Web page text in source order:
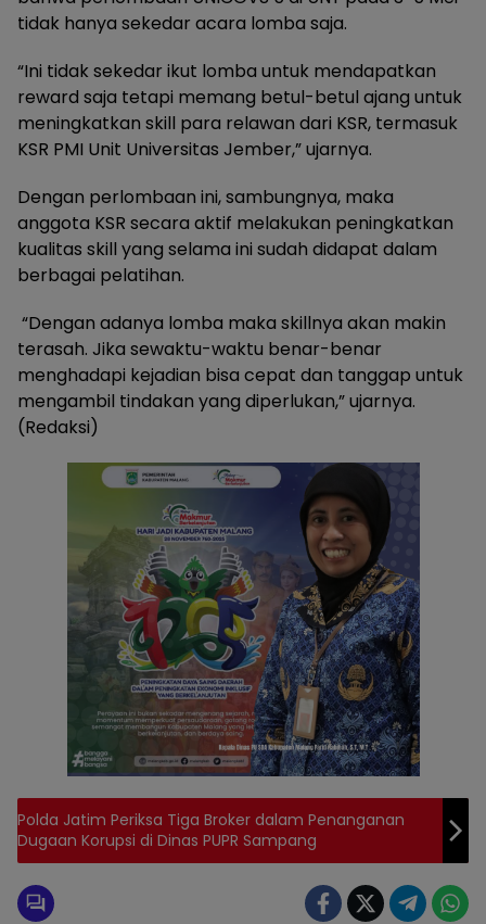
tidak hanya sekedar acara lomba saja.
“Ini tidak sekedar ikut lomba untuk mendapatkan
reward saja tetapi memang betul-betul ajang untuk
meningkatkan skill para relawan dari KSR, termasuk
KSR PMI Unit Universitas Jember,” ujarnya.
Dengan perlombaan ini, sambungnya, maka
anggota KSR secara aktif melakukan peningkatkan
kualitas skill yang selama ini sudah didapat dalam
berbagai pelatihan.
“Dengan adanya lomba maka skillnya akan makin
terasah. Jika sewaktu-waktu benar-benar
menghadapi kejadian bisa cepat dan tanggap untuk
mengambil tindakan yang diperlukan,” ujarnya.
(Redaksi)
Polda Jatim Periksa Tiga Broker dalam Penanganan
Dugaan Korupsi di Dinas PUPR Sampang